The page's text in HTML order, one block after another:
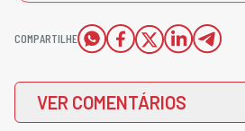
COMPARTILHE
VER COMENTÁRIOS